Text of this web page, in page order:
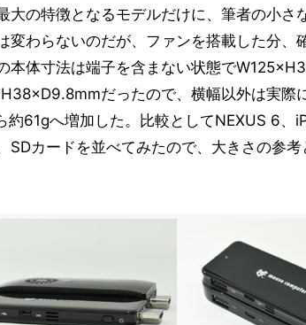
大の特徴となるモデルだけに、筆者の小さ
変わらないのだが、ファンを搭載した分、
本体寸法は端子を含まない状態で
だったので、横幅以外は実際
約61gへ増加した。比較としてNEXUS 6
SDカードを並べてみたので、大きさの参考